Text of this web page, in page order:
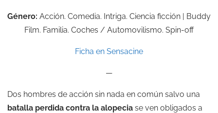
Género: Acción. Comedia. Intriga. Ciencia ficción | Buddy
Film. Familia. Coches / Automovilismo. Spin-off
Ficha en Sensacine
—
Dos hombres de acción sin nada en común salvo una
batalla perdida contra la alopecia se ven obligados a